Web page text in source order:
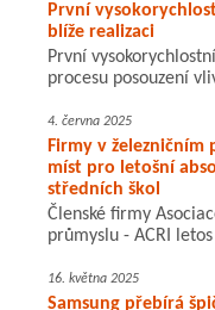
První
blíže realizaci
První
procesu posouzení
4. června 2025
Firmy v železničním
míst pro letošní
středních škol
Členské firmy
průmyslu - ACRI
16. května 2025
Samsung přebírá